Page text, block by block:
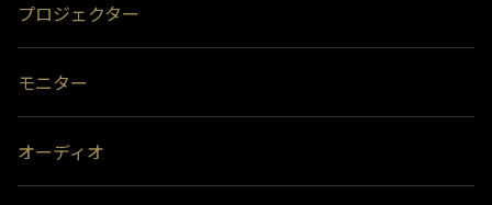
プロジェクター
モニター
オーディオ